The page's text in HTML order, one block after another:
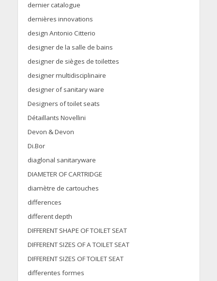
dernier catalogue
dernières innovations
design Antonio Citterio
designer de la salle de bains
designer de sièges de toilettes
designer multidisciplinaire
designer of sanitary ware
Designers of toilet seats
Détaillants Novellini
Devon & Devon
Di.Bor
diaglonal sanitaryware
DIAMETER OF CARTRIDGE
diamètre de cartouches
differences
different depth
DIFFERENT SHAPE OF TOILET SEAT
DIFFERENT SIZES OF A TOILET SEAT
DIFFERENT SIZES OF TOILET SEAT
differentes formes